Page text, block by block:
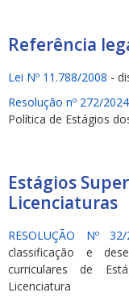
Referência
Lei Nº 11.788/2008 -
Resolução nº 272/
Política de Estágios
Estágios
Licenciaturas
RESOLUÇÃO Nº
classificação e
curriculares de
Licenciatura